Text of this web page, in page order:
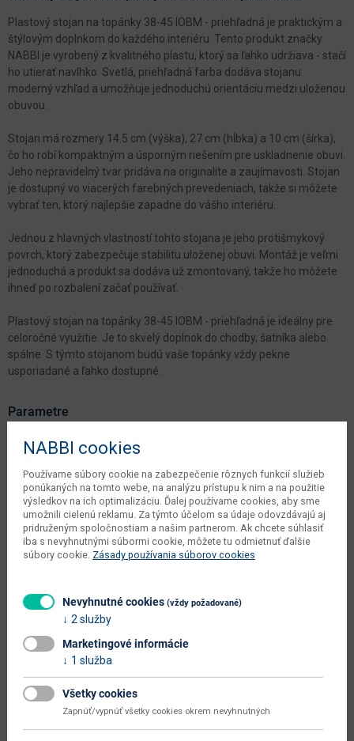
Plastový stojan na topánky 38-45 IOBM - priehľadná je praktickým a
štýlovým doplnkom do každého interiéru. Tento produkt značky
NABBI je vyrobený z kvalitného plastu, ktorý sa ľahko udržiava - stačí
ho utierať navlhko. Svetlá, priehľadná farba dodáva stojanu
moderný vzhľad a umožňuje jednoduchú orientáciu medzi uloženou
obuvou.
Stojan má rozmery 14.5 cm (výška), 27 cm (hĺbka) a 10 cm (šírka),
čo ho robí kompaktným a úsporným riešením pre uskladnenie obuvi.
Jeho nepravidelný tvar pridáva na originalite a zaujímavosti. Stojan
je dostupný vo viacerých farebných prevedeniach, takže si môžete
vybrať ten, ktorý najlepšie zapadne do vášho interiéru.
Jednou z hlavných vlastností tohto stojana je jeho protišmykový
povrch, ktorý zabezpečuje stabilitu uloženej obuvi. Montáž je veľmi
jednoduchá a produkt sa dodáva už zmontovaný, takže ho môžete
ihneď po rozbalení začať používať.
Plastový stojan na topánky 38-45 IOBM - priehľadná je ideálny pre
celoročné využitie. Je to skvelý doplnok do chodby, šatníka alebo
spálne. S týmto stojanom budú vaše topánky vždy pekne
usporiadané a ľahko dostupné.
Parametre
Šírka
Hĺbka 27 cm
Výška 14.5 cm
kusov v balení výrobcu 1 ks
počet balíkov interný 1 ks
výrobcu
typové označenie
dodáva sa
jednoduchá
NABBI cookies
Používame súbory cookie na zabezpečenie rôznych funkcií služieb
ponúkaných na tomto webe, na analýzu prístupu k nim a na použitie
výsledkov na ich optimalizáciu. Ďalej používame cookies, aby sme
umožnili cielenú reklamu. Za týmto účelom sa údaje odovzdávajú aj
pridruženým spoločnostiam a našim partnerom. Ak chcete súhlasiť
iba s nevyhnutnými súbormi cookie, môžete tu odmietnuť ďalšie
súbory cookie. Zásady používania súborov cookies
Nevyhnutné cookies (vždy požadované)
2 služby
Marketingové informácie
1 služba
Všetky cookies
Zapnúť/vypnúť všetky cookies okrem nevyhnutných